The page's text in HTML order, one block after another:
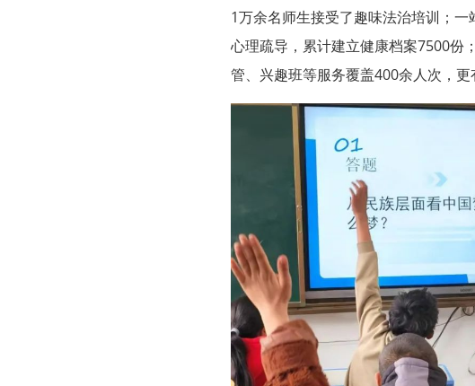
1万余名师生接受了趣味法治培训；
心理疏导，累计建立健康档案7500份
管、兴趣班等服务覆盖400余人次，更